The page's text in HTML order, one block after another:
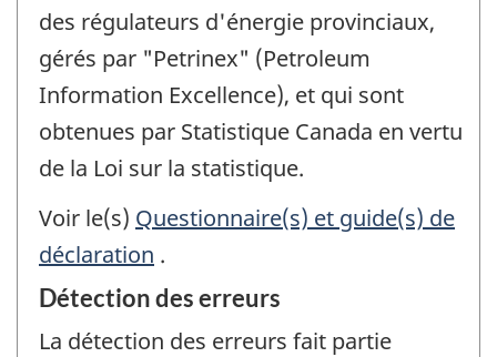
des régulateurs d'énergie provinciaux,
gérés par "Petrinex" (Petroleum
Information Excellence), et qui sont
obtenues par Statistique Canada en vertu
de la Loi sur la statistique.
Voir le(s) Questionnaire(s) et guide(s) de
déclaration .
Détection des erreurs
La détection des erreurs fait partie